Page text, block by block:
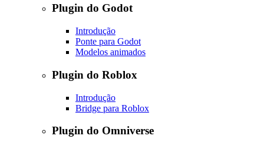
Plugin do Godot
Introdução
Ponte para Godot
Modelos animados
Plugin do Roblox
Introdução
Bridge para Roblox
Plugin do Omniverse